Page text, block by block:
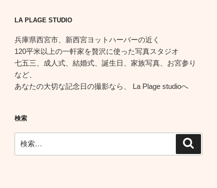
LA PLAGE STUDIO
兵庫県西宮市、新西宮ヨットハーバーの近く
120平米以上の一軒家を贅沢に使った写真スタジオ
七五三、成人式、結婚式、誕生日、家族写真、お宮参り
など、
あなたの大切な記念日の撮影なら、 La Plage studioへ
検索
索: